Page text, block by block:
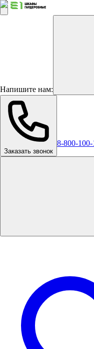
Напишите нам:
Заказать звонок
8-800-100-